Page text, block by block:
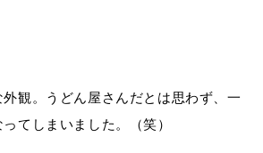
観。うどん屋さんだとは思わず、一
てしまいました。（笑）